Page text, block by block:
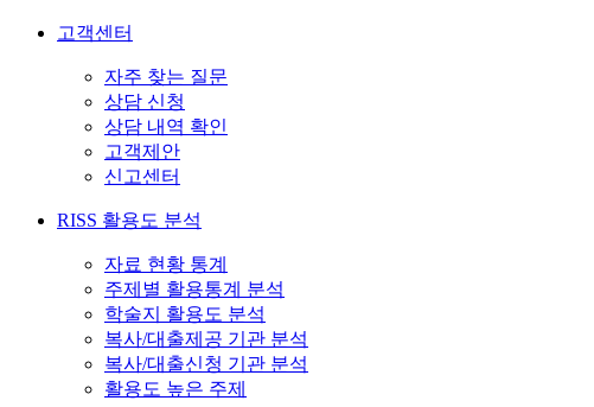
고객센터
자주 찾는 질문
상담 신청
상담 내역 확인
고객제안
신고센터
RISS 활용도 분석
자료 현황 통계
주제별 활용통계 분석
학술지 활용도 분석
복사/대출제공 기관 분석
복사/대출신청 기관 분석
활용도 높은 주제